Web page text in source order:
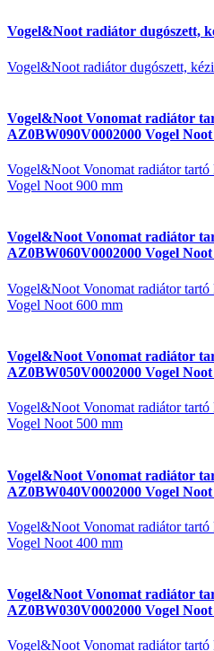
Vogel&Noot radiátor dugószett,
Vogel&Noot radiátor dugószett,
Vogel&Noot Vonomat radiátor
AZ0BW090V0002000 Vogel
Vogel&Noot Vonomat radiátor
Vogel Noot 900 mm
Vogel&Noot Vonomat radiátor
AZ0BW060V0002000 Vogel
Vogel&Noot Vonomat radiátor
Vogel Noot 600 mm
Vogel&Noot Vonomat radiátor
AZ0BW050V0002000 Vogel
Vogel&Noot Vonomat radiátor
Vogel Noot 500 mm
Vogel&Noot Vonomat radiátor
AZ0BW040V0002000 Vogel
Vogel&Noot Vonomat radiátor
Vogel Noot 400 mm
Vogel&Noot Vonomat radiátor
AZ0BW030V0002000 Vogel
Vogel&Noot Vonomat radiátor